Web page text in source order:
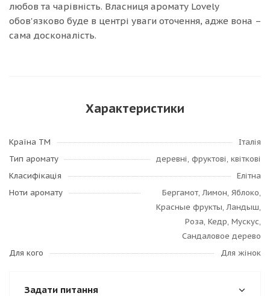
любов та чарівність. Власниця аромату Lovely
обов'язково буде в центрі уваги оточення, адже вона –
сама досконалість.
Характеристики
Країна ТМ
Італія
Тип аромату
деревні, фруктові, квіткові
Класифікація
Елітна
Ноти аромату
Бергамот, Лимон, Яблоко,
Красные фрукты, Ландыш,
Роза, Кедр, Мускус,
Сандаловое дерево
Для кого
Для жінок
Задати питання